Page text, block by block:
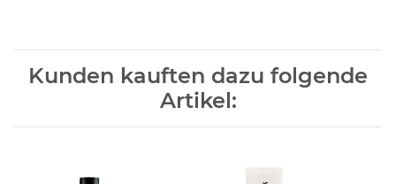
Kunden kauften dazu folgende
Artikel: